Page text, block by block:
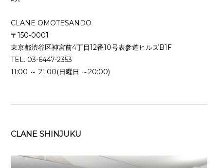
CLANE OMOTESANDO
〒150-0001
東京都渋谷区神宮前4丁目12番10号表参道ヒルズB1F
TEL. 03-6447-2353
11:00 ～ 21:00(日曜日 ～20:00)
CLANE SHINJUKU